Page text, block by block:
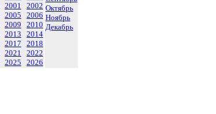
2001
2002
2005
2006
2009
2010
2013
2014
2017
2018
2021
2022
2025 2026
Октябрь
Ноябрь
Декабрь